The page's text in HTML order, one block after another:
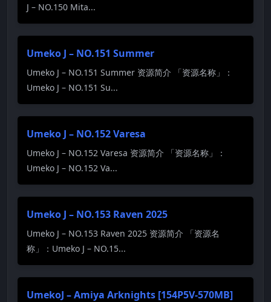
J – NO.150 Mita...
Umeko J – NO.151 Summer
Umeko J – NO.151 Summer 资源简介 「资源名称」：
Umeko J – NO.151 Su...
Umeko J – NO.152 Varesa
Umeko J – NO.152 Varesa 资源简介 「资源名称」：
Umeko J – NO.152 Va...
Umeko J – NO.153 Raven 2025
Umeko J – NO.153 Raven 2025 资源简介 「资源名
称」：Umeko J – NO.15...
UmekoJ – Amiya Arknights [154P5V-570MB]